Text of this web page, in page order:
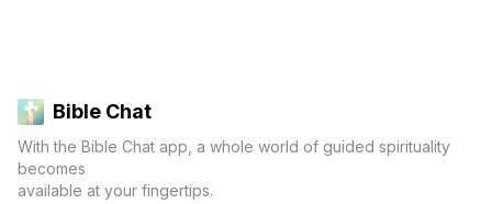
Bible Chat
With the Bible Chat app, a whole world of guided spirituality
becomes
available at your fingertips.